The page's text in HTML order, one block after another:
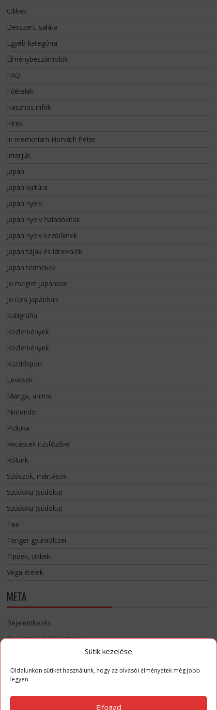
Sütik kezelése
Oldalunkon sütiket használunk, hogy az olvasói élményetek még jobb
legyen.
Elfogad
Cikkek
Desszert, saláta
Egyéb kategória
Élménybeszámolók
FAQ
Főételek
Hasznos infók
Hírek
In memoriam Horváth Péter
Interjúk
Japán
Japán kultúra
Japán nyelv
Japán nyelv haladóknak
Japán nyelv kezdőknek
Japán tájak és látnivalók
Japán termékek
Jo megint Japánban
Jo újra Japánban
Kalligráfia
Közlemények
Közlemények
Küzdősport
Levesek
Manga, anime
Nintendo
Politika
Receptek rizsfőzővel
Rólunk
Szószok, mártások
Szúdoku (sudoku)
Szúdoku (sudoku)
Tea
Tenger gyümölcsei
Tippek, cikkek
Vega ételek
META
Bejelentkezés
Bejegyzések hírcsatorna
Hozzászólások hírcsatorna
WordPress Magyarország